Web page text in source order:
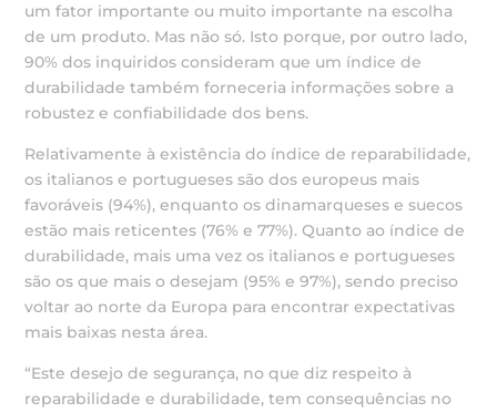
um fator importante ou muito importante na escolha
de um produto. Mas não só. Isto porque, por outro lado,
90% dos inquiridos consideram que um índice de
durabilidade também forneceria informações sobre a
robustez e confiabilidade dos bens.
Relativamente à existência do índice de reparabilidade,
os italianos e portugueses são dos europeus mais
favoráveis (94%), enquanto os dinamarqueses e suecos
estão mais reticentes (76% e 77%). Quanto ao índice de
durabilidade, mais uma vez os italianos e portugueses
são os que mais o desejam (95% e 97%), sendo preciso
voltar ao norte da Europa para encontrar expectativas
mais baixas nesta área.
“Este desejo de segurança, no que diz respeito à
reparabilidade e durabilidade, tem consequências no